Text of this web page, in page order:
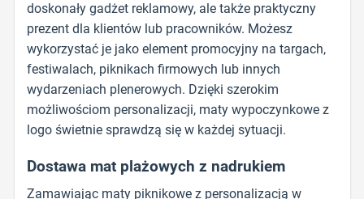
doskonały gadżet reklamowy, ale także praktyczny
prezent dla klientów lub pracowników. Możesz
wykorzystać je jako element promocyjny na targach,
festiwalach, piknikach firmowych lub innych
wydarzeniach plenerowych. Dzięki szerokim
możliwościom personalizacji, maty wypoczynkowe z
logo świetnie sprawdzą się w każdej sytuacji.
Dostawa mat plażowych z nadrukiem
Zamawiając maty piknikowe z personalizacją w